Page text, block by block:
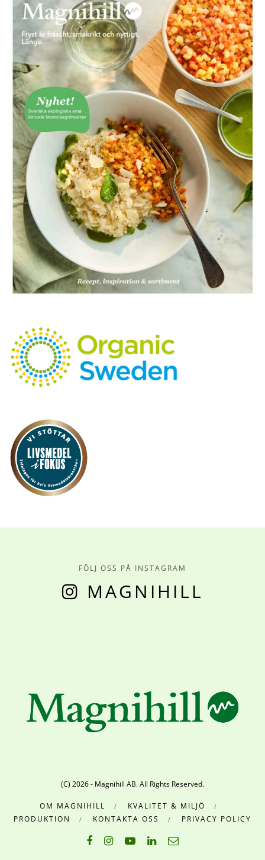
FÖLJ OSS PÅ INSTAGRAM
MAGNIHILL
(C) 2026 - Magnihill AB. All Rights Reserved.
OM MAGNIHILL
KVALITET & MILJÖ
PRODUKTION
KONTAKTA OSS PRIVACY POLICY